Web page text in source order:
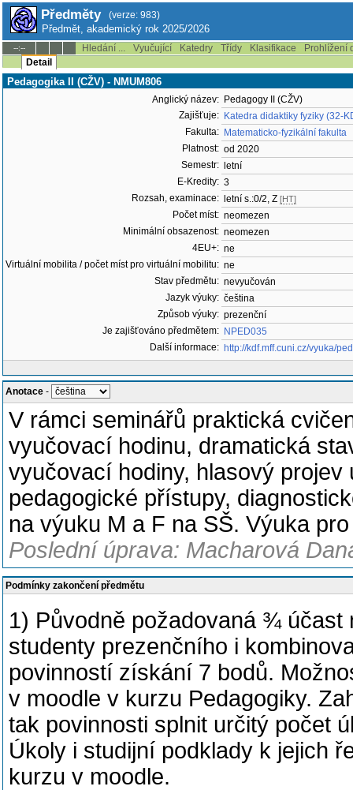
Předměty (verze: 983)
Předmět, akademický rok 2025/2026
--:-- Hledání ... Vyučující Katedry Třídy Klasifikace
Prohlížení
Detail
Pedagogika II (CŽV) - NMUM806
Anglický název: Pedagogy II (CŽV)
Zajišťuje: Katedra didaktiky fyziky (32-
Fakulta: Matematicko-fyzikální fakulta
Platnost: od 2020
Semestr:
letní
E-Kredity: 3
Rozsah, examinace:
letní s.:0/2, Z [HT]
Počet míst: neomezen
Minimální obsazenost: neomezen
4EU+: ne
Virtuální mobilita / počet míst pro virtuální mobilitu: ne
Stav předmětu: nevyučován
Jazyk výuky: čeština
Způsob výuky: prezenční
Je zajišťováno předmětem: NPED035
Další informace: http://kdf.mff.cuni.cz/vyuka/
Anotace -
V rámci seminářů praktická
vyučovací hodinu, dramatická
vyučovací hodiny, hlasový
pedagogické přístupy,
na výuku M a F na SŠ. Výuka
Poslední úprava: Macharová
Podmínky zakončení předmětu
1) Původně požadovaná ¾
studenty prezenčního i
povinností získání 7 bodů.
v moodle v kurzu Pedagogiky.
tak povinnosti splnit určitý počet
Úkoly i studijní podklady k jejich
kurzu v moodle.